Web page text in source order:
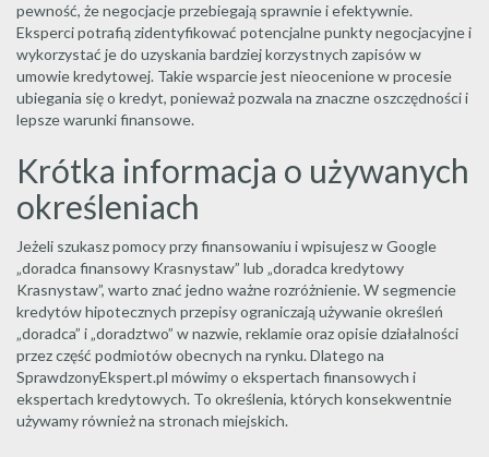
pewność, że negocjacje przebiegają sprawnie i efektywnie.
Eksperci potrafią zidentyfikować potencjalne punkty negocjacyjne i
wykorzystać je do uzyskania bardziej korzystnych zapisów w
umowie kredytowej. Takie wsparcie jest nieocenione w procesie
ubiegania się o kredyt, ponieważ pozwala na znaczne oszczędności i
lepsze warunki finansowe.
Krótka informacja o używanych
określeniach
Jeżeli szukasz pomocy przy finansowaniu i wpisujesz w Google
„doradca finansowy Krasnystaw” lub „doradca kredytowy
Krasnystaw”, warto znać jedno ważne rozróżnienie. W segmencie
kredytów hipotecznych przepisy ograniczają używanie określeń
„doradca” i „doradztwo” w nazwie, reklamie oraz opisie działalności
przez część podmiotów obecnych na rynku. Dlatego na
SprawdzonyEkspert.pl mówimy o ekspertach finansowych i
ekspertach kredytowych. To określenia, których konsekwentnie
używamy również na stronach miejskich.